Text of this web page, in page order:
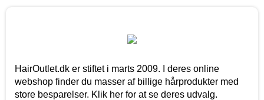
HairOutlet.dk er stiftet i marts 2009. I deres online
webshop finder du masser af billige hårprodukter med
store besparelser. Klik her for at se deres udvalg.